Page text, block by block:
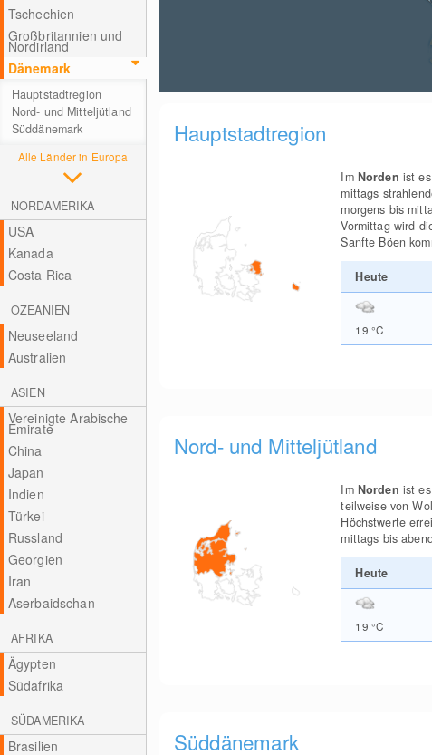
Tschechien
Großbritannien und
Nordirland
Alle Länder in Europa
Dänemark
Hauptstadtregion
Nord- und Mitteljütland
Süddänemark
NORDAMERIKA
USA
Kanada
Costa Rica
OZEANIEN
Neuseeland
Australien
ASIEN
Vereinigte Arabische
Emirate
China
Japan
Indien
Türkei
Russland
Georgien
Iran
Aserbaidschan
AFRIKA
Ägypten
Südafrika
SÜDAMERIKA
Brasilien
Hauptstadtregion
Im Norden ist
mittags
morgens bis
Vormittag wird
Sanfte Böen
Heute
19 °C
Nord- und Mitteljütland
Im Norden ist
teilweise von
Höchstwerte
mittags bis
Heute
19 °C
Süddänemark